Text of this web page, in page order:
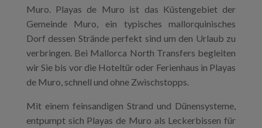
Muro. Playas de Muro ist das Küstengebiet der
Gemeinde Muro, ein typisches mallorquinisches
Dorf dessen Strände perfekt sind um den Urlaub zu
verbringen. Bei Mallorca North Transfers begleiten
wir Sie bis vor die Hoteltür oder Ferienhaus in Playas
de Muro, schnell und ohne Zwischstopps.
Mit einem feinsandigen Strand und Dünensysteme,
entpumpt sich Playas de Muro als Leckerbissen für